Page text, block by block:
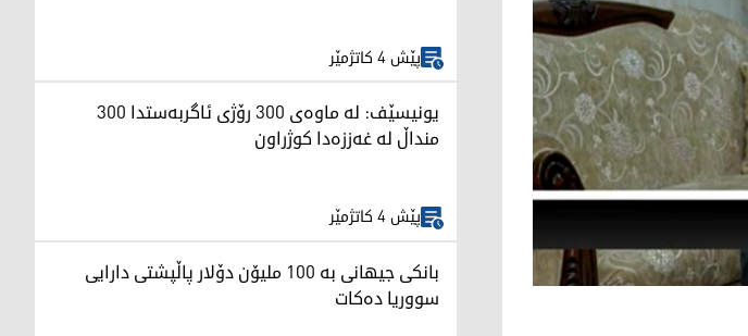
پێش 4 کاتژمێر
یونیسێف: لە ماوەی 300 رۆژی ئاگربەستدا 300
منداڵ لە غەززەدا کوژراون
پێش 4 کاتژمێر
بانکی جیهانی بە 100 ملیۆن دۆلار پاڵپشتی دارایی
سووریا دەکات